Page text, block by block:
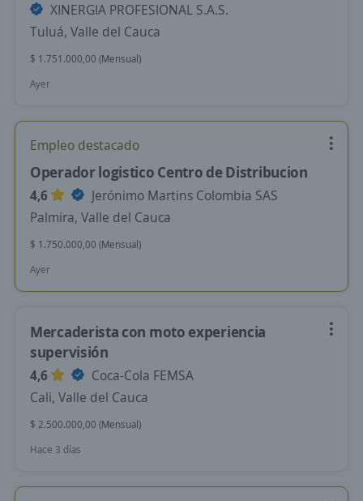
XINERGIA PROFESIONAL S.A.S.
Tuluá, Valle del Cauca
$ 1.751.000,00 (Mensual)
Ayer
Empleo destacado
Operador logistico Centro de Distribucion
4,6
Jerónimo Martins Colombia SAS
Palmira, Valle del Cauca
$ 1.750.000,00 (Mensual)
Ayer
Mercaderista con moto experiencia
supervisión
4,6
Coca-Cola FEMSA
Cali, Valle del Cauca
$ 2.500.000,00 (Mensual)
Hace 3 días